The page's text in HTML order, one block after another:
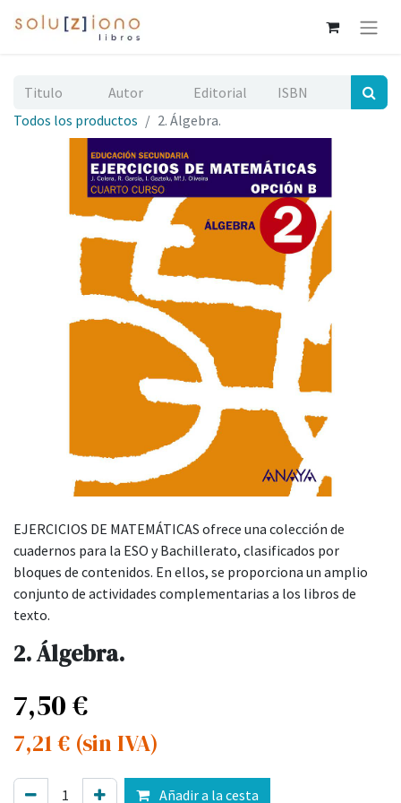
Todos los productos 2. Álgebra.
EJERCICIOS DE MATEMÁTICAS ofrece una colección de
cuadernos para la ESO y Bachillerato, clasificados por
bloques de contenidos. En ellos, se proporciona un amplio
conjunto de actividades complementarias a los libros de
texto.
2. Álgebra.
7,50€
7,21€ (sin IVA)
Añadir a la cesta